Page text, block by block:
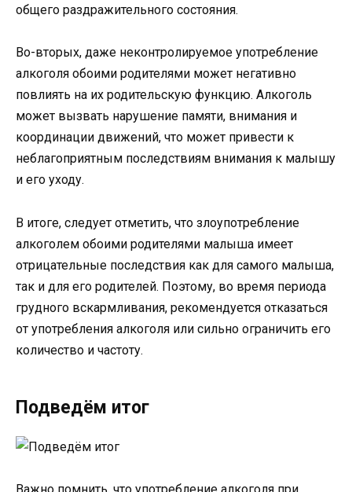
общего раздражительного состояния.
Во-вторых, даже неконтролируемое употребление
алкоголя обоими родителями может негативно
повлиять на их родительскую функцию. Алкоголь
может вызвать нарушение памяти, внимания и
координации движений, что может привести к
неблагоприятным последствиям внимания к малышу
и его уходу.
В итоге, следует отметить, что злоупотребление
алкоголем обоими родителями малыша имеет
отрицательные последствия как для самого малыша,
так и для его родителей. Поэтому, во время периода
грудного вскармливания, рекомендуется отказаться
от употребления алкоголя или сильно ограничить его
количество и частоту.
Подведём итог